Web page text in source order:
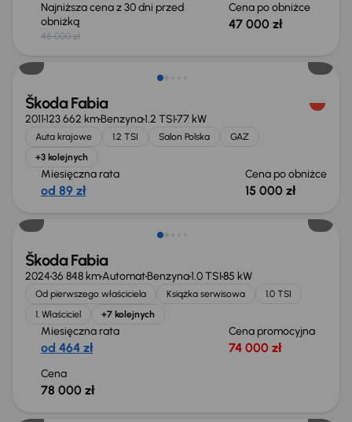
Najniższa cena z 30 dni przed
obniżką
46 000 zł
Cena po obniżce
47 000 zł
Taniej o 500 zł
Škoda Fabia
2011123 662 kmBenzyna1.2 TSI77 kW
Auta krajowe 1.2 TSI Salon Polska
GAZ
+3 kolejnych
Miesięczna rata
od 89 zł
Cena po obniżce
15 000 zł
Od nowego taniej o 15 800 zł
Škoda Fabia
202436 848 kmAutomatBenzyna1.0 TSI85 kW
Od pierwszego właściciela Książka serwisowa
1.0 TSI
1. Właściciel
+7 kolejnych
Miesięczna rata
od 464 zł
Cena promocyjna
74 000 zł
Cena
78 000 zł
Świeżo skupione